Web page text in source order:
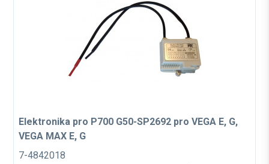
Elektronika pro P700 G50-SP2692 pro VEGA E, G,
VEGA MAX E, G
7-4842018